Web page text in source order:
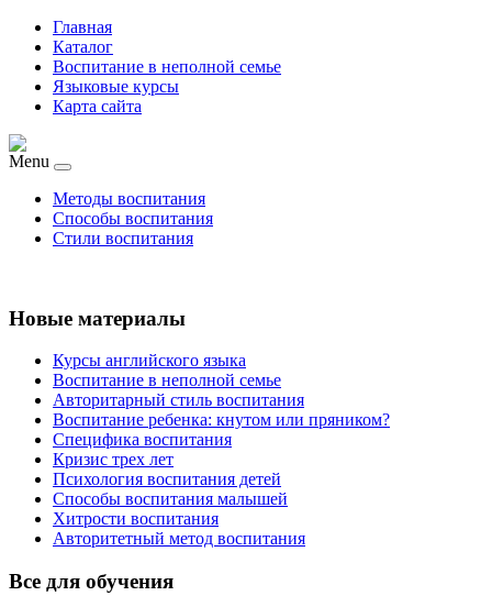
Главная
Каталог
Воспитание в неполной семье
Языковые курсы
Карта сайта
Menu
Методы воспитания
Способы воспитания
Стили воспитания
Новые материалы
Курсы английского языка
Воспитание в неполной семье
Авторитарный стиль воспитания
Воспитание ребенка: кнутом или пряником?
Специфика воспитания
Кризис трех лет
Психология воспитания детей
Способы воспитания малышей
Хитрости воспитания
Авторитетный метод воспитания
Все для обучения